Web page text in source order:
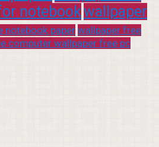
notebookwallpaper
notebook paperwallpaper free
computer wallpaper free pc